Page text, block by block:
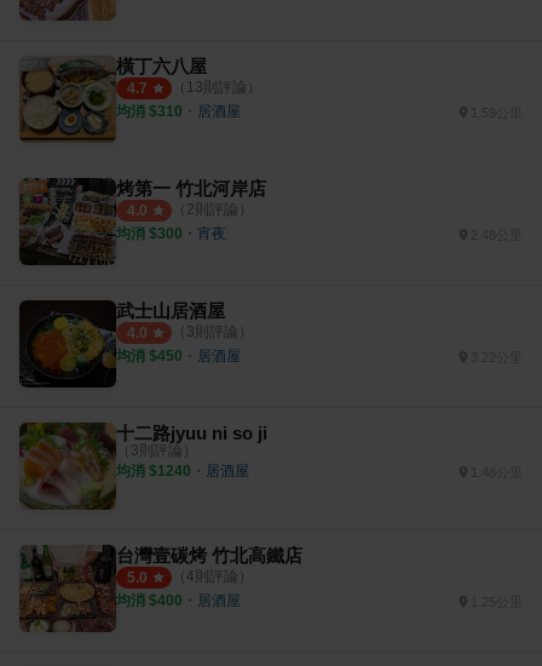
橫丁六八屋
4.7 （ 13則評論）
均消 $310 ・ 居酒屋 1.59公里
烤第一 竹北河岸店
4.0 （ 2則評論）
均消 $300 ・ 宵夜 2.48公里
武士山居酒屋
4.0 （ 3則評論）
均消 $450 ・ 居酒屋
十二路jyuu ni so ji
（ 3則評論）
均消 $1240 ・ 居酒屋 1.48公里
台灣壹碳烤 竹北高鐵店
5.0 （ 4則評論）
均消 $400 ・ 居酒屋 1.25公里